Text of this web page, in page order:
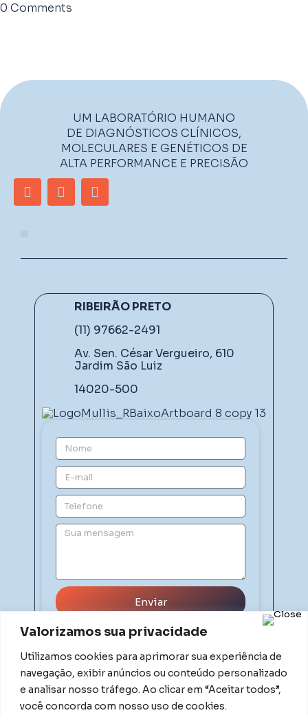
Valorizamos sua privacidade
Utilizamos cookies para aprimorar sua experiência de
navegação, exibir anúncios ou conteúdo personalizado
e analisar nosso tráfego. Ao clicar em “Aceitar todos”,
você concorda com nosso uso de cookies.
0 Comments
UM LABORATÓRIO HUMANO
DE DIAGNÓSTICOS CLÍNICOS,
MOLECULARES E GENÉTICOS DE
ALTA PERFORMANCE E PRECISÃO
RIBEIRÃO PRETO
(11) 97662-2491
Av. Sen. César Vergueiro, 610
Jardim São Luiz
14020-500
Enviar